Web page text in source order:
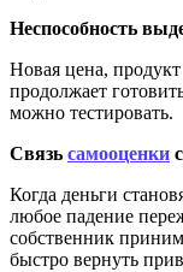
Неспособность
Новая цена,
продолжает
можно тестировать.
Связь самооценки
Когда деньги
любое падение
собственник
быстро вернуть